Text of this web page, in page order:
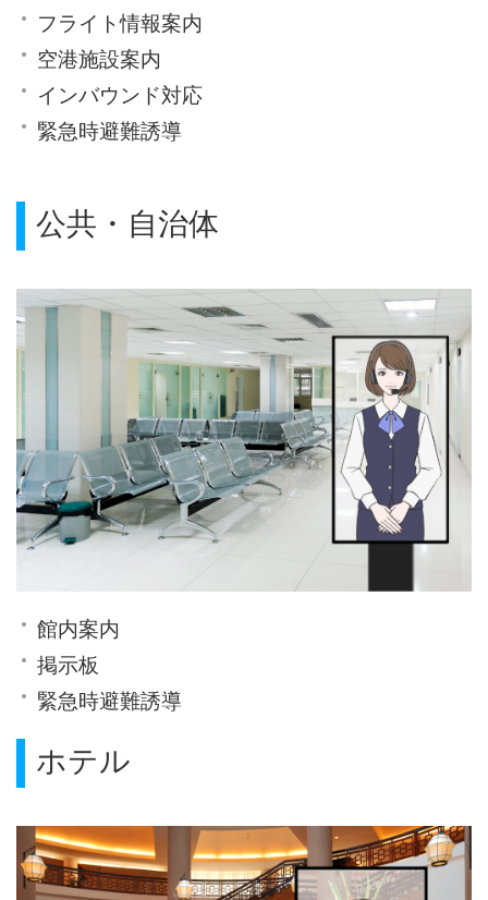
フライト情報案内
空港施設案内
インバウンド対応
緊急時避難誘導
公共・自治体
館内案内
掲示板
緊急時避難誘導
ホテル